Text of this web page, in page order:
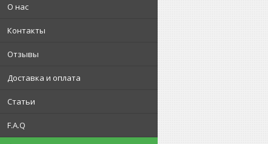
О нас
Контакты
Отзывы
Доставка и оплата
Статьи
F.A.Q